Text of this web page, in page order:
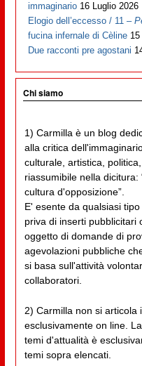
immaginario 16 Luglio 2026
Elogio dell’eccesso / 11 –
fucina infernale di Cèline
Due racconti pre agostani
Chi siamo
1) Carmilla è un blog
alla critica
culturale, artistica,
riassumibile nella
cultura d'opposizione”.
E' esente da qualsiasi
priva di inserti pubblicitari
oggetto di domande di
agevolazioni pubbliche
si basa sull'attività
collaboratori.
2) Carmilla non si articola
esclusivamente on line.
temi d'attualità è
temi sopra elencati.